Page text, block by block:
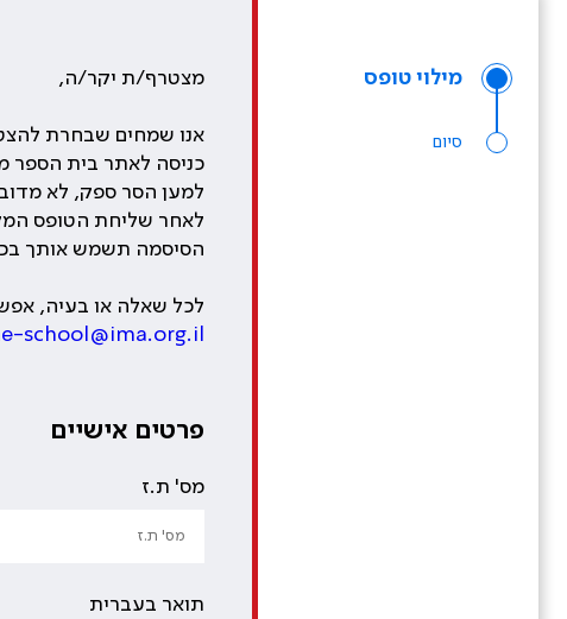
מילוי טופס
סיום
מצטרף/ת יקר/ה,
אנו שמחים שבחרת
כניסה לאתר בית
למען הסר ספק, לא
לאחר שליחת הטופס המלא
הסיסמה תשמש אותך
לכל שאלה או בעיה,
school@ima.org.il
פרטים אישיים
מס' ת.ז
תואר בעברית